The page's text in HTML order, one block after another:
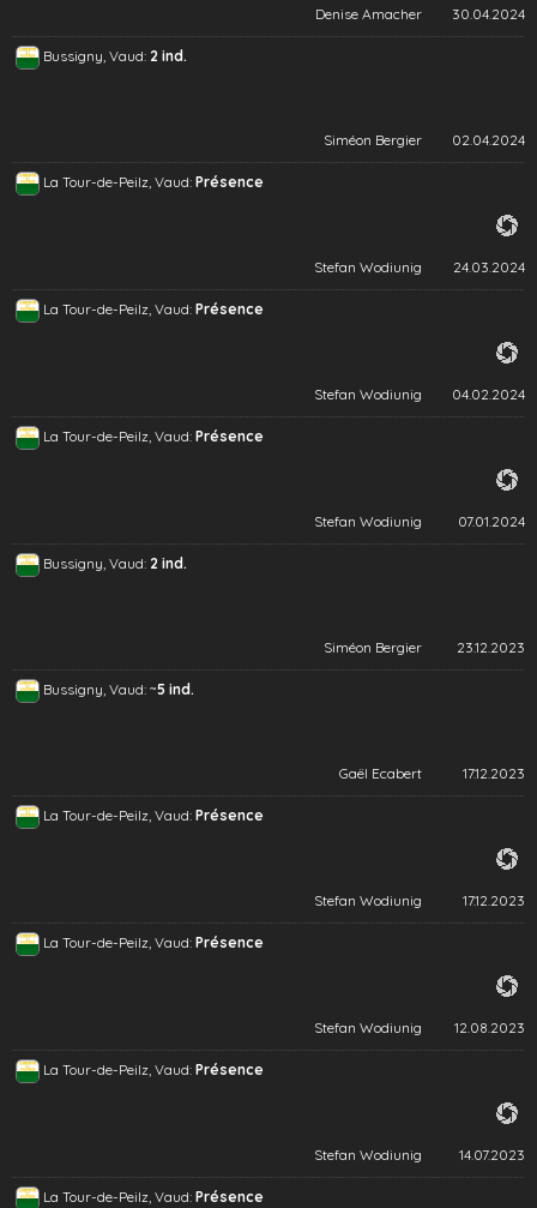
Denise Amacher 30.04.2024
Bussigny, Vaud: 2 ind.
Siméon Bergier 02.04.2024
La Tour-de-Peilz, Vaud: Présence
Stefan Wodiunig 24.03.2024
La Tour-de-Peilz, Vaud: Présence
Stefan Wodiunig 04.02.2024
La Tour-de-Peilz, Vaud: Présence
Stefan Wodiunig 07.01.2024
Bussigny, Vaud: 2 ind.
Siméon Bergier 23.12.2023
Bussigny, Vaud: ~5 ind.
Gaël Ecabert 17.12.2023
La Tour-de-Peilz, Vaud: Présence
Stefan Wodiunig 17.12.2023
La Tour-de-Peilz, Vaud: Présence
Stefan Wodiunig 12.08.2023
La Tour-de-Peilz, Vaud: Présence
Stefan Wodiunig 14.07.2023
La Tour-de-Peilz, Vaud: Présence